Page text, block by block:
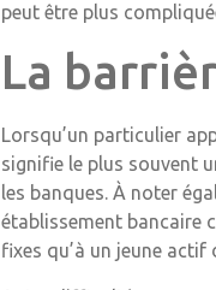
peut être plus
La
Lorsqu’un particulier
signifie le plus souvent
les banques. À noter
établissement bancaire
fixes qu’à un jeune